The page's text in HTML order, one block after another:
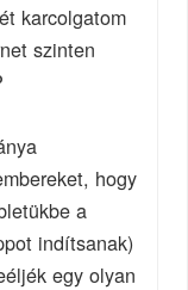
karcolgatom
szinten
hogy
a
indítsanak)
egy olyan